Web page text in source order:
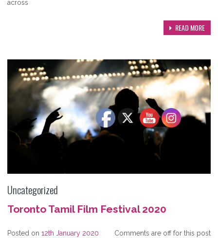
across
READ MORE
Uncategorized
Toronto Tamil Film Festival 2020
Posted on 12th January 2020 Comments are off for this post